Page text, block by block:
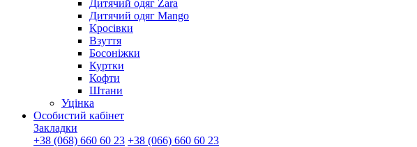
Дитячий одяг Zara
Дитячий одяг Mango
Кросівки
Взуття
Босоніжки
Куртки
Кофти
Штани
Уцінка
Особистий кабінет
Закладки
+38 (068) 660 60 23 +38 (066) 660 60 23